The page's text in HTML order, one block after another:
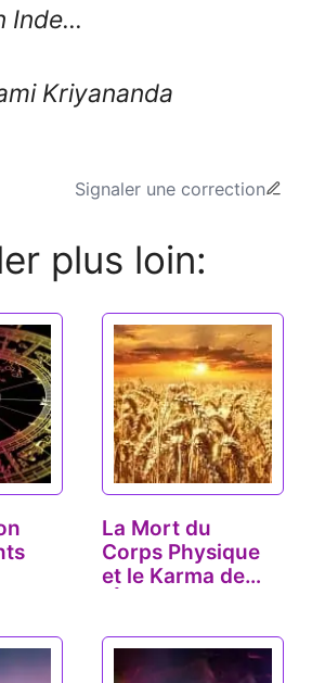
Inde...
Kriyananda
Signaler une correction
plus loin:
La Mort du
Corps Physique
et le Karma de